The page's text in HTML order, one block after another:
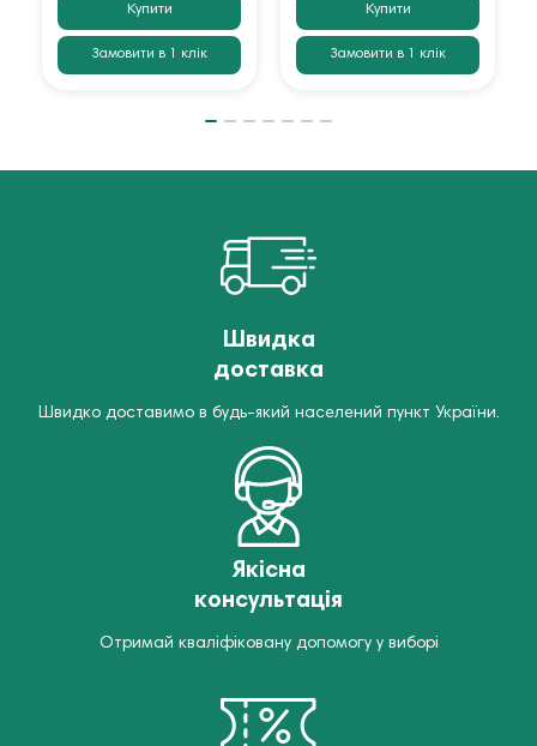
Купити
Замовити в 1 клік
Купити
Замовити в 1 клік
Швидка
доставка
Швидко доставимо в будь-який населений пункт України.
Якісна
консультація
Отримай кваліфіковану допомогу у виборі